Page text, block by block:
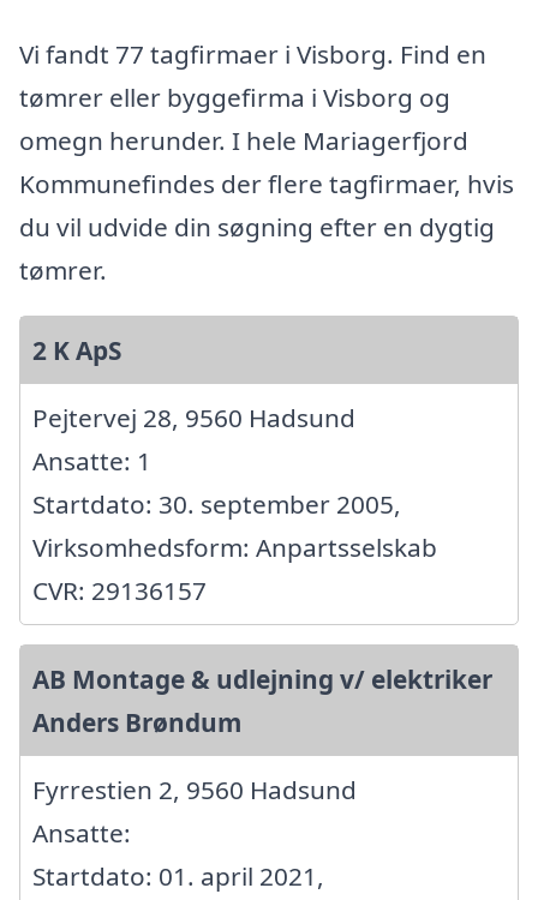
Vi fandt 77 tagfirmaer i Visborg. Find en
tømrer eller byggefirma i Visborg og
omegn herunder. I hele Mariagerfjord
Kommunefindes der flere tagfirmaer, hvis
du vil udvide din søgning efter en dygtig
tømrer.
2 K ApS
Pejtervej 28, 9560 Hadsund
Ansatte: 1
Startdato: 30. september 2005,
Virksomhedsform: Anpartsselskab
CVR: 29136157
AB Montage & udlejning v/ elektriker
Anders Brøndum
Fyrrestien 2, 9560 Hadsund
Ansatte:
Startdato: 01. april 2021,